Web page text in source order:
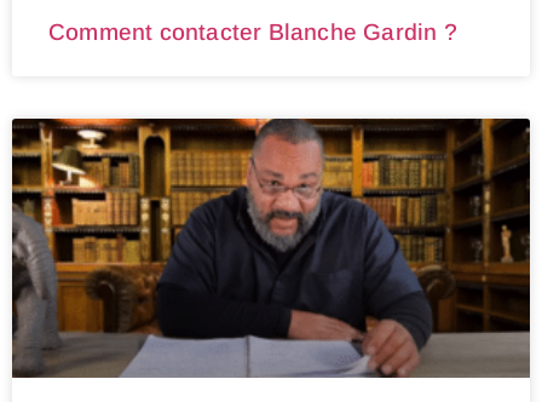
Comment contacter Blanche Gardin ?